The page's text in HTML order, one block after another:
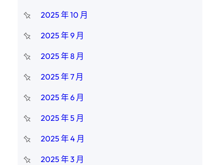
2025 年 10 月
2025 年 9 月
2025 年 8 月
2025 年 7 月
2025 年 6 月
2025 年 5 月
2025 年 4 月
2025 年 3 月